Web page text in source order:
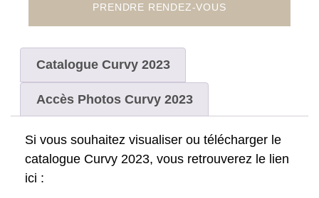
PRENDRE RENDEZ-VOUS
Catalogue Curvy 2023
Accès Photos Curvy 2023
Si vous souhaitez visualiser ou télécharger le
catalogue Curvy 2023, vous retrouverez le lien
ici :